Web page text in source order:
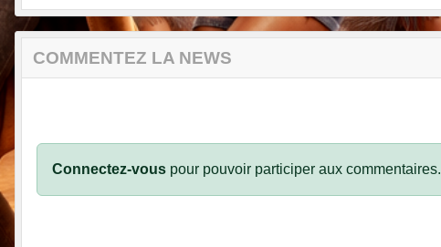
COMMENTEZ LA NEWS
Connectez-vous pour pouvoir participer aux commentaires.